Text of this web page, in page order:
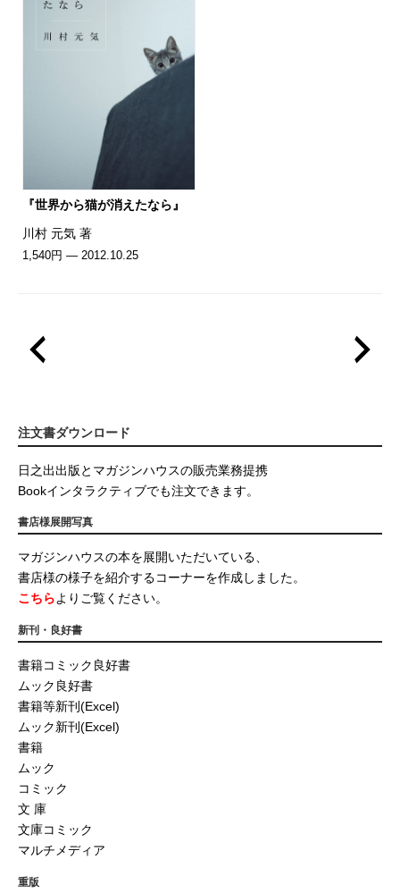
『世界から猫が消えたなら』
川村 元気 著
1,540円 — 2012.10.25
注文書ダウンロード
日之出出版とマガジンハウスの販売業務提携
Bookインタラクティブでも注文できます。
書店様展開写真
マガジンハウスの本を展開いただいている、
書店様の様子を紹介するコーナーを作成しました。
こちらよりご覧ください。
新刊・良好書
書籍コミック良好書
ムック良好書
書籍等新刊(Excel)
ムック新刊(Excel)
書籍
ムック
コミック
文 庫
文庫コミック
マルチメディア
重版